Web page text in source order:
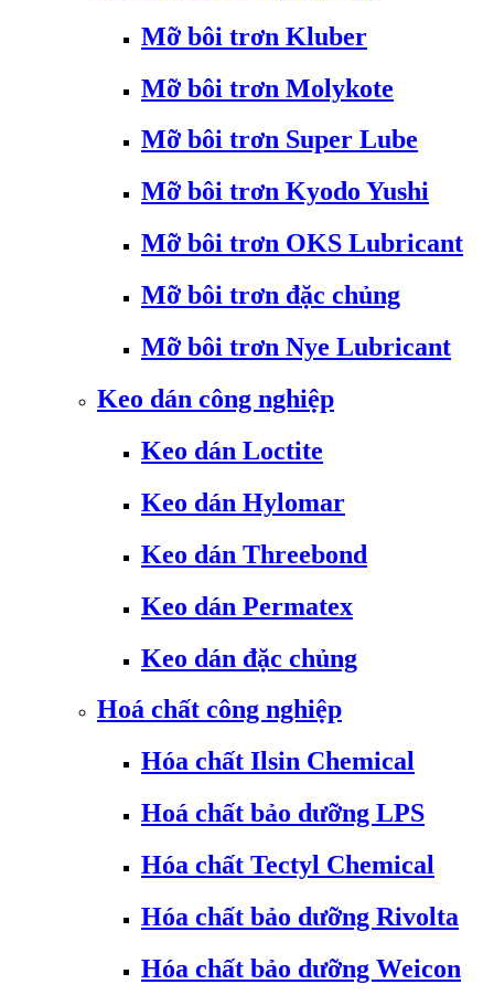
Mỡ bôi trơn Kluber
Mỡ bôi trơn Molykote
Mỡ bôi trơn Super Lube
Mỡ bôi trơn Kyodo Yushi
Mỡ bôi trơn OKS Lubricant
Mỡ bôi trơn đặc chủng
Mỡ bôi trơn Nye Lubricant
Keo dán công nghiệp
Keo dán Loctite
Keo dán Hylomar
Keo dán Threebond
Keo dán Permatex
Keo dán đặc chủng
Hoá chất công nghiệp
Hóa chất Ilsin Chemical
Hoá chất bảo dưỡng LPS
Hóa chất Tectyl Chemical
Hóa chất bảo dưỡng Rivolta
Hóa chất bảo dưỡng Weicon